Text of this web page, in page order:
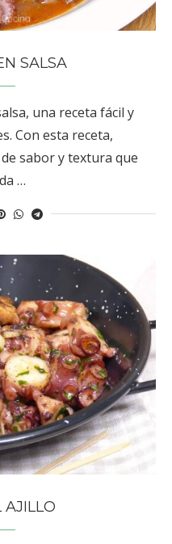
SALSA
una receta fácil y
Con esta receta,
sabor y textura que
…
AJILLO